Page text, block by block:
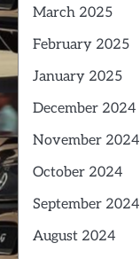
March 2025
February 2025
January 2025
December 2024
November 2024
October 2024
September 2024
August 2024